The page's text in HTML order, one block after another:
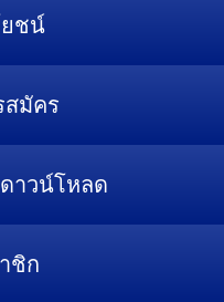
ชน์
มัคร
าวน์โหลด
ชิก